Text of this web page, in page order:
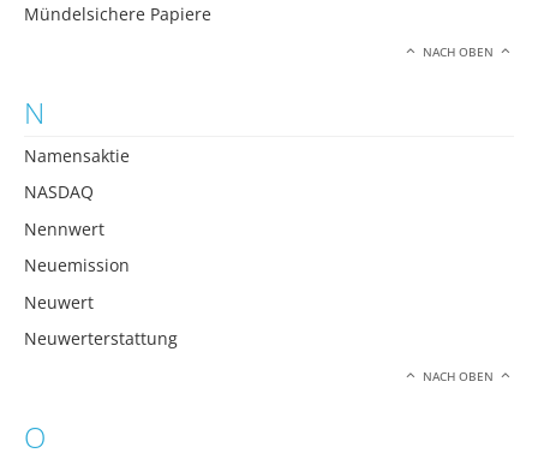
Mündelsichere Papiere
NACH OBEN
N
Namensaktie
NASDAQ
Nennwert
Neuemission
Neuwert
Neuwerterstattung
NACH OBEN
O